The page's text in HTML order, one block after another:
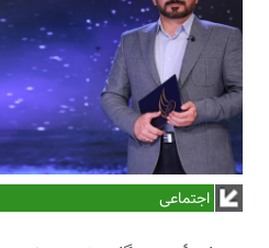
اجتماعی